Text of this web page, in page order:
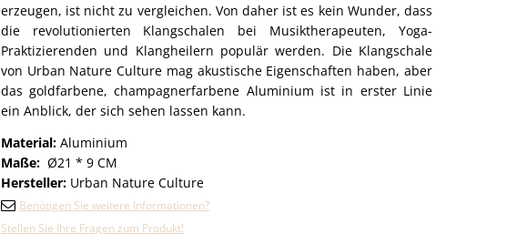
erzeugen, ist nicht zu vergleichen. Von daher ist es kein Wunder, dass
die revolutionierten Klangschalen bei Musiktherapeuten, Yoga-
Praktizierenden und Klangheilern populär werden. Die Klangschale
von Urban Nature Culture mag akustische Eigenschaften haben, aber
das goldfarbene, champagnerfarbene Aluminium ist in erster Linie
ein Anblick, der sich sehen lassen kann.
Material:Aluminium
Maße: Ø21 * 9 CM
Hersteller: Urban Nature Culture
Benötigen Sie weitere Informationen?
Stellen Sie Ihre Fragen zum Produkt!